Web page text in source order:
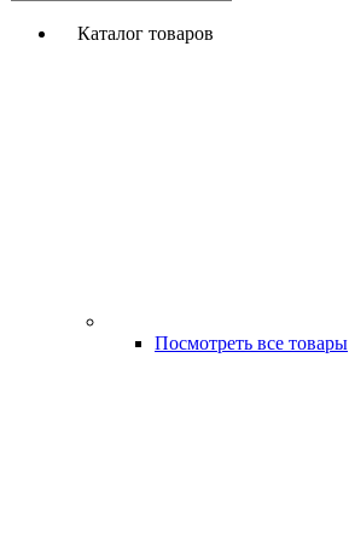
Каталог товаров
Посмотреть все товары